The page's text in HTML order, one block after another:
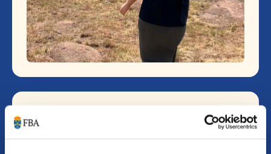
Forskning
Internationella och nationella aktörer som